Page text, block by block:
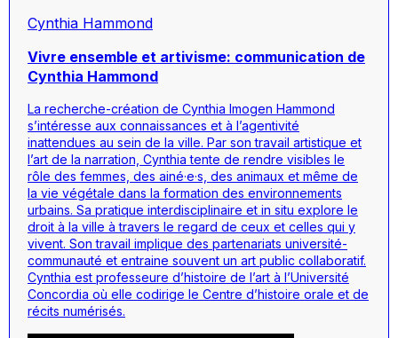
Cynthia Hammond
Vivre ensemble et artivisme: communication de
Cynthia Hammond
La recherche-création de Cynthia Imogen Hammond
s’intéresse aux connaissances et à l’agentivité
inattendues au sein de la ville. Par son travail artistique et
l’art de la narration, Cynthia tente de rendre visibles le
rôle des femmes, des ainé·e·s, des animaux et même de
la vie végétale dans la formation des environnements
urbains. Sa pratique interdisciplinaire et in situ explore le
droit à la ville à travers le regard de ceux et celles qui y
vivent. Son travail implique des partenariats université-
communauté et entraine souvent un art public collaboratif.
Cynthia est professeure d’histoire de l’art à l’Université
Concordia où elle codirige le Centre d’histoire orale et de
récits numérisés.